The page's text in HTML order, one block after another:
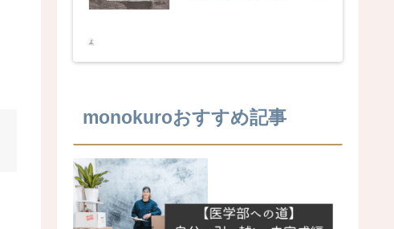
対象商品は当日お届けも可能。
monokuroおすすめ記事